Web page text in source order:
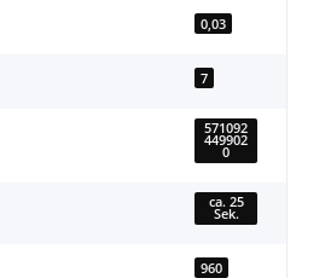
0,03
7
571092
449902
0
ca. 25
Sek.
960